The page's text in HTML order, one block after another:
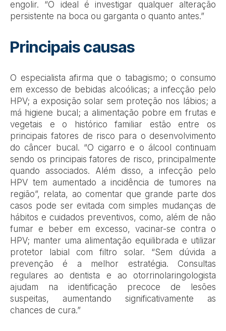
engolir. “O ideal é investigar qualquer alteração
persistente na boca ou garganta o quanto antes.”
Principais causas
O especialista afirma que o tabagismo; o consumo
em excesso de bebidas alcoólicas; a infecção pelo
HPV; a exposição solar sem proteção nos lábios; a
má higiene bucal; a alimentação pobre em frutas e
vegetais e o histórico familiar estão entre os
principais fatores de risco para o desenvolvimento
do câncer bucal. “O cigarro e o álcool continuam
sendo os principais fatores de risco, principalmente
quando associados. Além disso, a infecção pelo
HPV tem aumentado a incidência de tumores na
região”, relata, ao comentar que grande parte dos
casos pode ser evitada com simples mudanças de
hábitos e cuidados preventivos, como, além de não
fumar e beber em excesso, vacinar-se contra o
HPV; manter uma alimentação equilibrada e utilizar
protetor labial com filtro solar. “Sem dúvida a
prevenção é a melhor estratégia. Consultas
regulares ao dentista e ao otorrinolaringologista
ajudam na identificação precoce de lesões
suspeitas, aumentando significativamente as
chances de cura.”